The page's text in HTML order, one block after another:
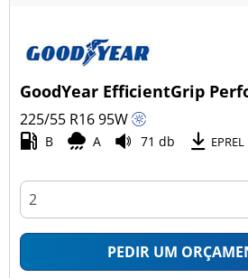
GoodYear EfficientGrip
225/55 R1695W
B A 71 db EPREL
PEDIR UM